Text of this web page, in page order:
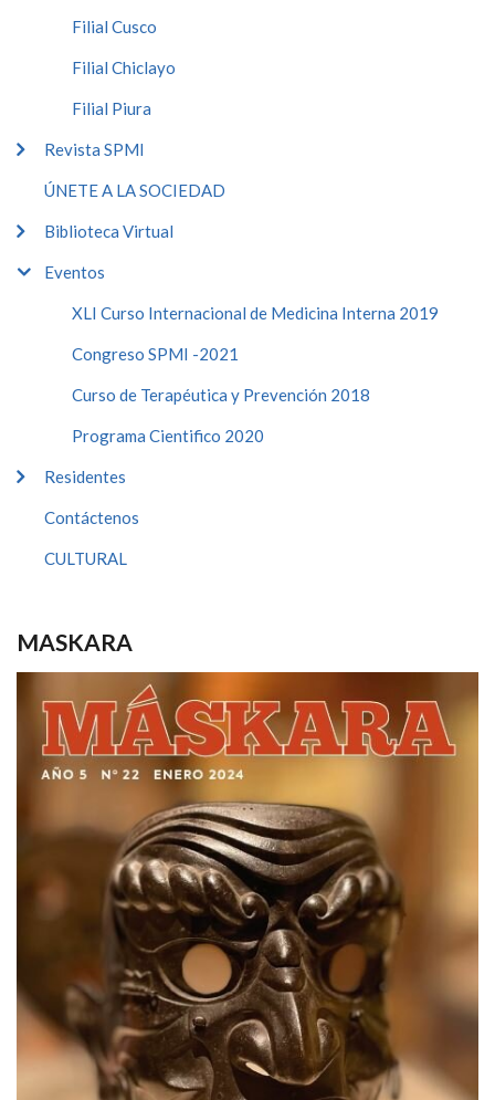
Filial Cusco
Filial Chiclayo
Filial Piura
Revista SPMI
ÚNETE A LA SOCIEDAD
Biblioteca Virtual
Eventos
XLI Curso Internacional de Medicina Interna 2019
Congreso SPMI -2021
Curso de Terapéutica y Prevención 2018
Programa Cientifico 2020
Residentes
Contáctenos
CULTURAL
MASKARA